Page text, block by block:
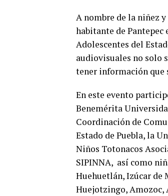
A nombre de la niñez
habitante de
Adolescentes del
audiovisuales no solo
tener información que
En este evento
Benemérita
Coordinación de
Estado de Puebla, la
Niños Totonacos
SIPINNA, así como
Huehuetlán, Izúcar de
Huejotzingo, Amozoc,